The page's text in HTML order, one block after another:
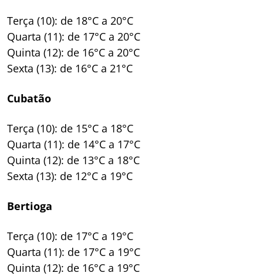
Terça (10): de 18°C a 20°C
Quarta (11): de 17°C a 20°C
Quinta (12): de 16°C a 20°C
Sexta (13): de 16°C a 21°C
Cubatão
Terça (10): de 15°C a 18°C
Quarta (11): de 14°C a 17°C
Quinta (12): de 13°C a 18°C
Sexta (13): de 12°C a 19°C
Bertioga
Terça (10): de 17°C a 19°C
Quarta (11): de 17°C a 19°C
Quinta (12): de 16°C a 19°C